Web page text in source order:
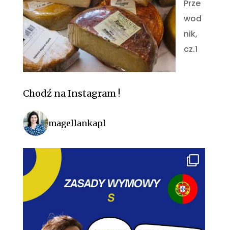
Prze
wod
nik,
cz.1
Chodź na Instagram !
magellankapl